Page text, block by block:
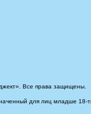
Все права защищены.
для лиц младше 18-